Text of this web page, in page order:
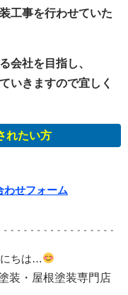
工事を行わせていた
会社を目指し、
いきますので宜しく
れたい方
わせフォーム
ちは…
装・屋根塗装専門店